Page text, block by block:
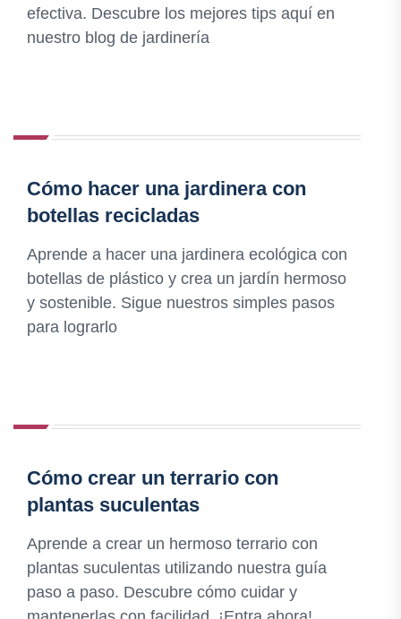
efectiva. Descubre los mejores tips aquí en
nuestro blog de jardinería
Cómo hacer una jardinera con
botellas recicladas
Aprende a hacer una jardinera ecológica con
botellas de plástico y crea un jardín hermoso
y sostenible. Sigue nuestros simples pasos
para lograrlo
Cómo crear un terrario con
plantas suculentas
Aprende a crear un hermoso terrario con
plantas suculentas utilizando nuestra guía
paso a paso. Descubre cómo cuidar y